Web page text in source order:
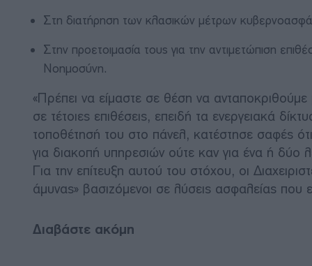
Στη διατήρηση των κλασικών μέτρων
Στην προετοιμασία τους για την αντιμετώπιση
Νοημοσύνη.
«Πρέπει να είμαστε σε θέση να
σε τέτοιες επιθέσεις, επειδή τα ενεργειακά
τοποθέτησή του στο πάνελ, κατέστησε σαφές
για διακοπή υπηρεσιών ούτε καν για ένα ή δύο
Για την επίτευξη αυτού του στόχου, οι
άμυνας» βασιζόμενοι σε λύσεις ασφαλείας που
Διαβάστε ακόμη